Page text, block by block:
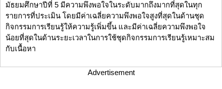
มัธยมศึกษาปีที่ 5 มีความพึงพอใจในระดับมากถึงมากที่สุดในทุก
รายการที่ประเมิน โดยมีค่าเฉลี่ยความพึงพอใจสูงที่สุดในด้านชุด
กิจกรรมการเรียนรู้ให้ความรู้เพิ่มขึ้น และมีค่าเฉลี่ยความพึงพอใจ
น้อยที่สุดในด้านระยะเวลาในการใช้ชุดกิจกรรมการเรียนรู้เหมาะสม
กับเนื้อหา
Advertisement